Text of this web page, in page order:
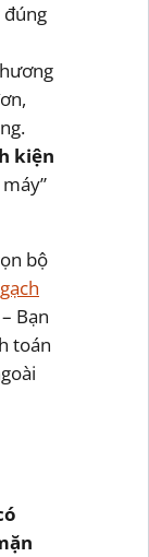
đúng
kiện
bộ
gạch
Bạn
toán